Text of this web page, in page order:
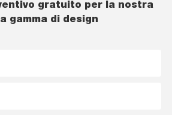
gratuito per la nostra
gamma di design